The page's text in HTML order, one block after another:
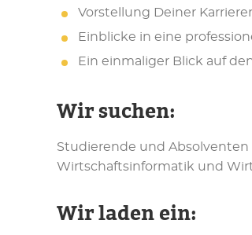
Vorstellung Deiner
Einblicke in eine
Ein einmaliger Blick auf
Wir suchen:
Studierende und
Wirtschaftsinformatik und
Wir laden ein: